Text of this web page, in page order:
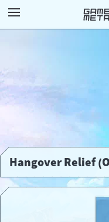
Hangover Relief